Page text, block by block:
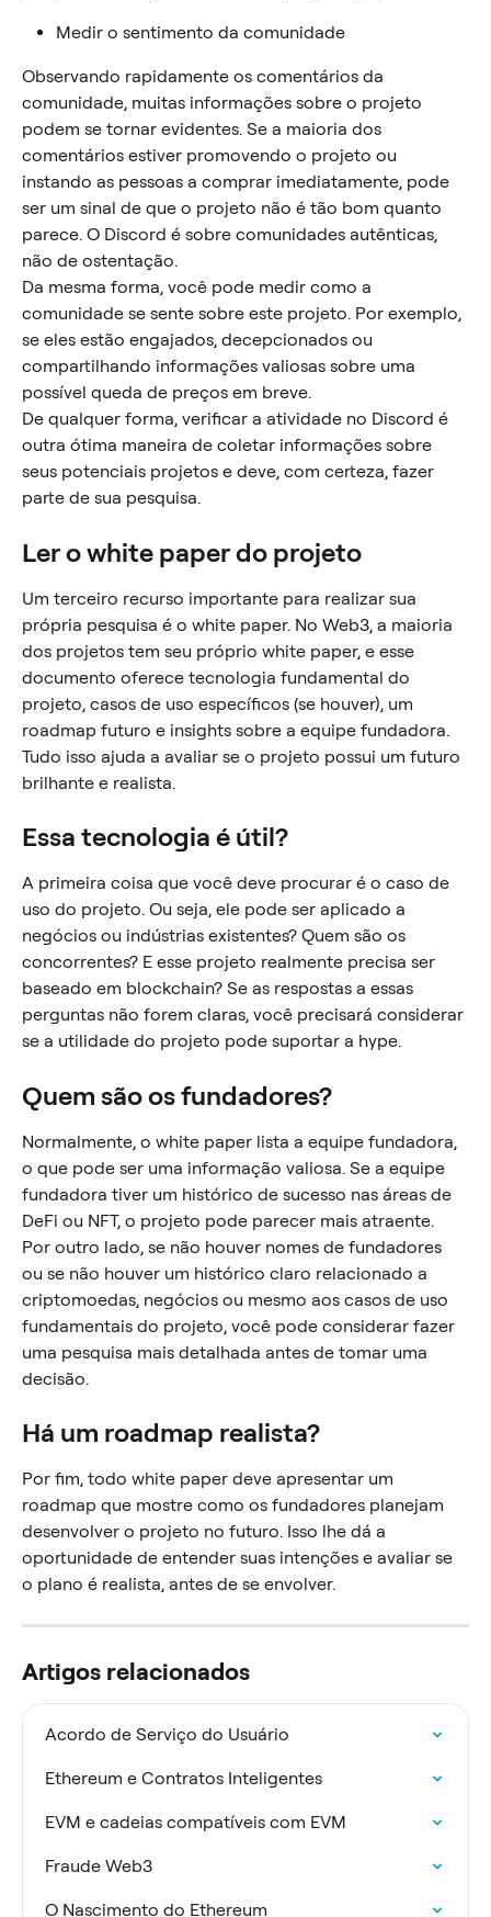
Medir o sentimento da comunidade
Observando rapidamente os comentários da
comunidade, muitas informações sobre o projeto
podem se tornar evidentes. Se a maioria dos
comentários estiver promovendo o projeto ou
instando as pessoas a comprar imediatamente, pode
ser um sinal de que o projeto não é tão bom quanto
parece. O Discord é sobre comunidades autênticas,
não de ostentação.
Da mesma forma, você pode medir como a
comunidade se sente sobre este projeto. Por exemplo,
se eles estão engajados, decepcionados ou
compartilhando informações valiosas sobre uma
possível queda de preços em breve.
De qualquer forma, verificar a atividade no Discord é
outra ótima maneira de coletar informações sobre
seus potenciais projetos e deve, com certeza, fazer
parte de sua pesquisa.
Ler o white paper do projeto
Um terceiro recurso importante para realizar sua
própria pesquisa é o white paper. No Web3, a maioria
dos projetos tem seu próprio white paper, e esse
documento oferece tecnologia fundamental do
projeto, casos de uso específicos (se houver), um
roadmap futuro e insights sobre a equipe fundadora.
Tudo isso ajuda a avaliar se o projeto possui um futuro
brilhante e realista.
Essa tecnologia é útil?
A primeira coisa que você deve procurar é o caso de
uso do projeto. Ou seja, ele pode ser aplicado a
negócios ou indústrias existentes? Quem são os
concorrentes? E esse projeto realmente precisa ser
baseado em blockchain? Se as respostas a essas
perguntas não forem claras, você precisará considerar
se a utilidade do projeto pode suportar a hype.
Quem são os fundadores?
Normalmente, o white paper lista a equipe fundadora,
o que pode ser uma informação valiosa. Se a equipe
fundadora tiver um histórico de sucesso nas áreas de
DeFi ou NFT, o projeto pode parecer mais atraente.
Por outro lado, se não houver nomes de fundadores
ou se não houver um histórico claro relacionado a
criptomoedas, negócios ou mesmo aos casos de uso
fundamentais do projeto, você pode considerar fazer
uma pesquisa mais detalhada antes de tomar uma
decisão.
Há um roadmap realista?
Por fim, todo white paper deve apresentar um
roadmap que mostre como os fundadores planejam
desenvolver o projeto no futuro. Isso lhe dá a
oportunidade de entender suas intenções e avaliar se
o plano é realista, antes de se envolver.
Artigos relacionados
Acordo de Serviço do Usuário
Ethereum e Contratos Inteligentes
EVM e cadeias compatíveis com EVM
Fraude Web3
O Nascimento do Ethereum